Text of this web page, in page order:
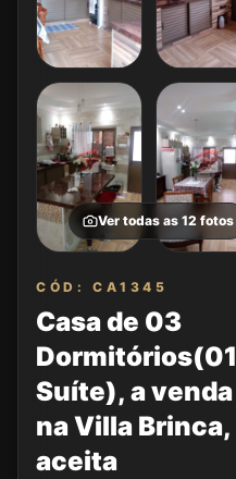
Ver todas as 12 fotos
CÓD: CA1345
Casa de 03
Dormitórios(01
Suíte), a venda
na Villa Brinca,
aceita